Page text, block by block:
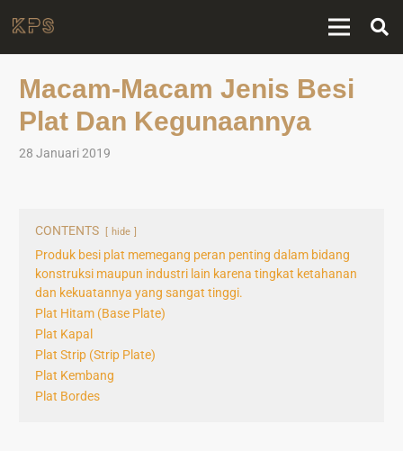
Macam-Macam Jenis Besi
Plat Dan Kegunaannya
28 Januari 2019
CONTENTS hide
Produk besi plat memegang peran penting dalam bidang
konstruksi maupun industri lain karena tingkat ketahanan
dan kekuatannya yang sangat tinggi.
Plat Hitam (Base Plate)
Plat Kapal
Plat Strip (Strip Plate)
Plat Kembang
Plat Bordes